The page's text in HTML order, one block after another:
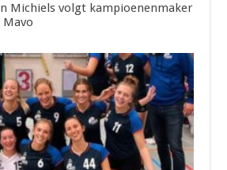
Michiels volgt kampioenenmaker
Mavo